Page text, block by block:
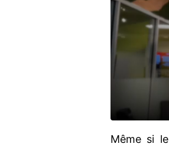
Même si le